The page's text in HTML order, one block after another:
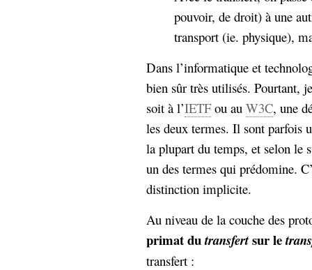
pouvoir, de droit) à une
transport (ie. physique),
Dans l’informatique et
bien sûr très utilisés. Pourtant,
soit à l’IETFou au W3C, une
les deux termes. Il sont parfois
la plupart du temps, et selon le
un des termes qui prédomine.
distinction implicite.
Au niveau de la couche des
primat dutransfertsur le
transfert :